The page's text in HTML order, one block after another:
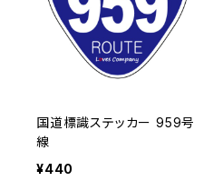
国道標識ステッカー 959号
線
¥440